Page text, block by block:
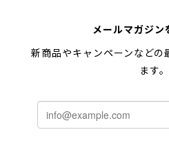
2024/02/10
メールマガジン
新商品やキャンペーンなどの
ます。